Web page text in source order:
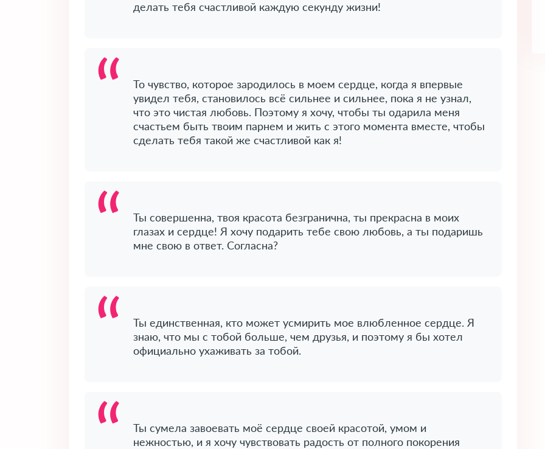
делать тебя счастливой каждую секунду жизни!
То чувство, которое зародилось в моем сердце, когда я впервые
увидел тебя, становилось всё сильнее и сильнее, пока я не узнал,
что это чистая любовь. Поэтому я хочу, чтобы ты одарила меня
счастьем быть твоим парнем и жить с этого момента вместе, чтобы
сделать тебя такой же счастливой как я!
Ты совершенна, твоя красота безгранична, ты прекрасна в моих
глазах и сердце! Я хочу подарить тебе свою любовь, а ты подаришь
мне свою в ответ. Согласна?
Ты единственная, кто может усмирить мое влюбленное сердце. Я
знаю, что мы с тобой больше, чем друзья, и поэтому я бы хотел
официально ухаживать за тобой.
Ты сумела завоевать моё сердце своей красотой, умом и
нежностью, и я хочу чувствовать радость от полного покорения